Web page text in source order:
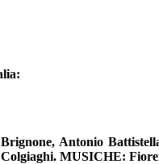
Antonio
MUSICHE: